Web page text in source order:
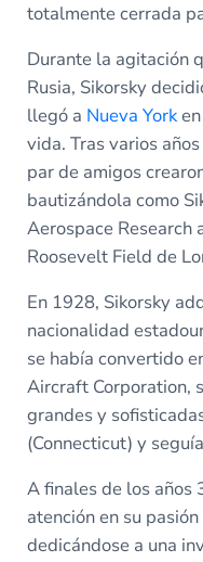
totalmente cerrada
Durante la agitación
Rusia, Sikorsky
llegó a Nueva Yorken
vida. Tras varios
par de amigos
bautizándola como
Aerospace Research
Roosevelt Field de
En 1928, Sikorsky
nacionalidad
se había convertido
Aircraft Corporation,
grandes y
(Connecticut) y
A finales de los años
atención en su
dedicándose a una